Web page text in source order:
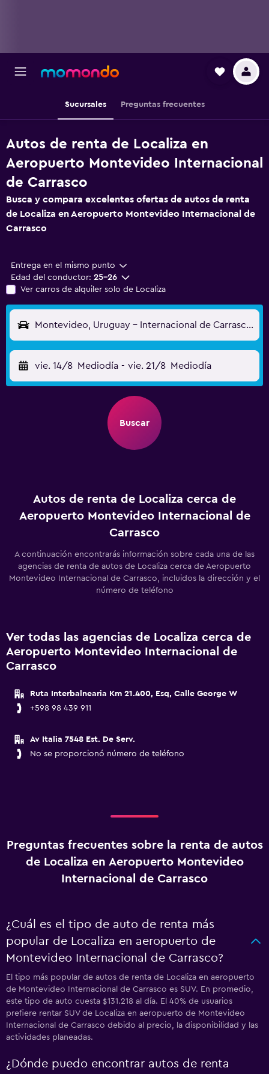
Sucursales Preguntas frecuentes
Autos de renta de Localiza en
Aeropuerto Montevideo Internacional
de Carrasco
Busca y compara excelentes ofertas de autos de renta
de Localiza en Aeropuerto Montevideo Internacional de
Carrasco
Entrega en el mismo punto
Edad del conductor: 25-26
Ver carros de alquiler solo de Localiza
Montevideo, Uruguay - Internacional de Carrasco (MVD)
vie. 14/8 Mediodía - vie. 21/8 Mediodía
Buscar
Autos de renta de Localiza cerca de
Aeropuerto Montevideo Internacional de
Carrasco
A continuación encontrarás información sobre cada una de las
agencias de renta de autos de Localiza cerca de Aeropuerto
Montevideo Internacional de Carrasco, incluidos la dirección y el
número de teléfono
Ver todas las agencias de Localiza cerca de
Aeropuerto Montevideo Internacional de
Carrasco
Ruta Interbalnearia Km 21.400, Esq, Calle George W
+598 98 439 911
Av Italia 7548 Est. De Serv.
No se proporcionó número de teléfono
Preguntas frecuentes sobre la renta de autos
de Localiza en Aeropuerto Montevideo
Internacional de Carrasco
¿Cuál es el tipo de auto de renta más
popular de Localiza en aeropuerto de
Montevideo Internacional de Carrasco?
El tipo más popular de autos de renta de Localiza en aeropuerto
de Montevideo Internacional de Carrasco es SUV. En promedio,
este tipo de auto cuesta $131.218 al día. El 40% de usuarios
prefiere rentar SUV de Localiza en aeropuerto de Montevideo
Internacional de Carrasco debido al precio, la disponibilidad y las
actividades planeadas.
¿Dónde puedo encontrar autos de renta